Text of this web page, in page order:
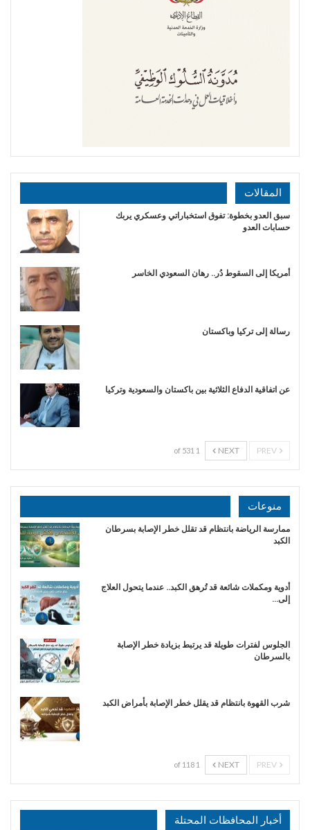
المقالات
سبق العدو بخطوة: تفوق استخباراتي وعسكري يربك
حسابات العدو
أمريكا إلى السقوط دُر.. رهان السعودي الخاسر
رسالة إلى تركيا وباكستان
عن اتفاقية الدفاع الثلاثية بين باكستان والسعودية وتركيا
NEXT
1 of 531
منوعات
ممارسة الرياضة بانتظام قد تقلل خطر الإصابة بسرطان
الكبد
أدوية ومكملات شائعة قد تُرهق الكبد.. عندما يتحول العلاج
إلى…
الجلوس لفترات طويلة قد يرتبط بزيادة خطر الإصابة
بالسرطان
شرب القهوة بانتظام قد يقلل خطر الإصابة بأمراض الكبد
NEXT
1 of 118
أخبار المحافظات المحتلة